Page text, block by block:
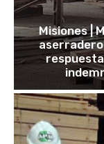
Misiones |